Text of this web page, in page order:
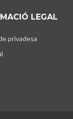
LEGAL
privadesa